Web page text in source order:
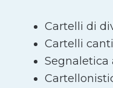
Cartelli di
Cartelli